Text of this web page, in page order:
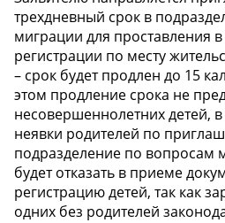
трехдневный срок в
миграции для проставления
регистрации по месту
– срок будет продлен до 15
этом продление срока не
несовершеннолетних детей,
неявки родителей по
подразделение по вопросам
будет отказать в приеме
регистрацию детей, так как
одних без родителей